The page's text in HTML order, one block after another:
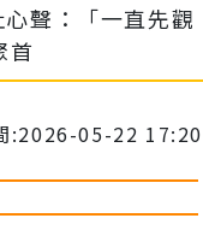
聲：「一直先觀
首
:2026-05-22 17:20